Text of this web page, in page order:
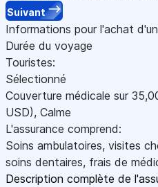
Suivant
Informations pour l'achat
Durée du voyage
Touristes:
Sélectionné
Couverture médicale sur
USD), Calme
L'assurance comprend:
Soins ambulatoires, visites
soins dentaires, frais de
Description complète de